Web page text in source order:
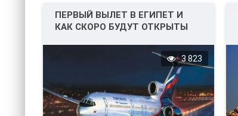
ПЕРВЫЙ ВЫЛЕТ В ЕГИПЕТ И
КАК СКОРО БУДУТ ОТКРЫТЫ
3 823